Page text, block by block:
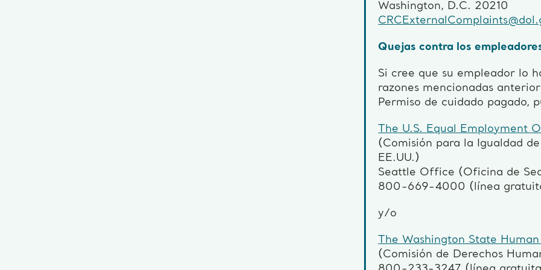
Washington, D.C. 20210
Quejas contra los
Si cree que su empleador lo
razones mencionadas
Permiso de cuidado pagado,
The U.S. Equal Employment
(Comisión para la Igualdad
EE.UU.)
Seattle Office (Oficina de
800-669-4000 (línea
y/o
The Washington State
(Comisión de Derechos